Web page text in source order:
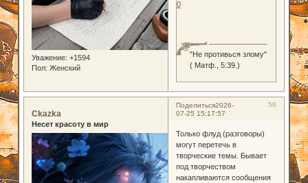
Уважение: +1594
Пол: Женский
"Не противься злому"
( Матф., 5:39.)
0
Поделиться 58
2026-
07-25 15:17:57
Ckazka
Несет красоту в мир
Только флуд (разговоры)
могут перетечь в
творческие темы. Бывает
под творчеством
накапливаются сообщения